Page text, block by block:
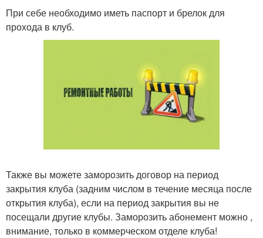
При себе необходимо иметь паспорт и брелок для
прохода в клуб.
Также вы можете заморозить договор на период
закрытия клуба (задним числом в течение месяца после
открытия клуба), если на период закрытия вы не
посещали другие клубы. Заморозить абонемент можно ,
внимание, только в коммерческом отделе клуба!